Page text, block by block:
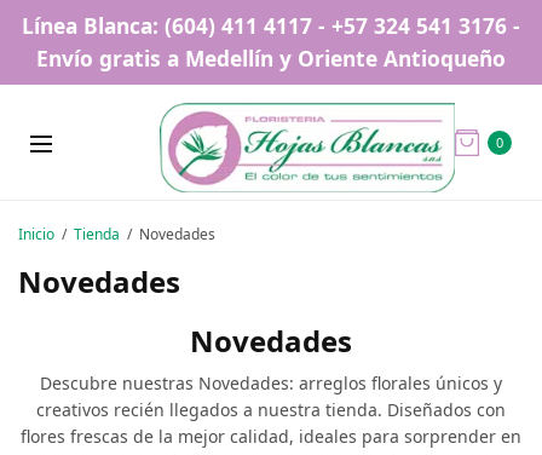
Línea Blanca: (604) 411 4117 - +57 324 541 3176 -
Envío gratis a Medellín y Oriente Antioqueño
0
Inicio / Tienda / Novedades
Novedades
Novedades
Descubre nuestras Novedades: arreglos florales únicos y
creativos recién llegados a nuestra tienda. Diseñados con
flores frescas de la mejor calidad, ideales para sorprender en